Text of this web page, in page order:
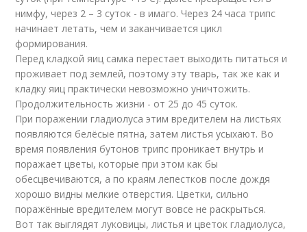
нимфу, через 2 – 3 суток - в имаго. Через 24 часа трипс
начинает летать, чем и заканчивается цикл
формирования.
Перед кладкой яиц самка перестает выходить питаться и
проживает под землей, поэтому эту тварь, так же как и
кладку яиц практически невозможно уничтожить.
Продолжительность жизни - от 25 до 45 суток.
При поражении гладиолуса этим вредителем на листьях
появляются белёсые пятна, затем листья усыхают. Во
время появления бутонов трипс проникает внутрь и
поражает цветы, которые при этом как бы
обесцвечиваются, а по краям лепестков после дождя
хорошо видны мелкие отверстия. Цветки, сильно
поражённые вредителем могут вовсе не раскрыться.
Вот так выглядят луковицы, листья и цветок гладиолуса,